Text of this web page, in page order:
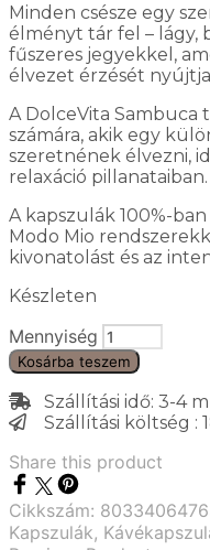
Minden csésze egy
élményt tár fel – lágy,
fűszeres jegyekkel,
élvezet érzését
A DolceVita Sambuca
számára, akik egy
szeretnének élvezni,
relaxáció pillanataiban.
A kapszulák 100%-
Modo Mio
kivonatolást és az
Készleten
Mennyiség
Kosárba teszem
Szállítási idő: 3-4
Szállítási költség :
Share this product
Cikkszám:
Kapszulák,